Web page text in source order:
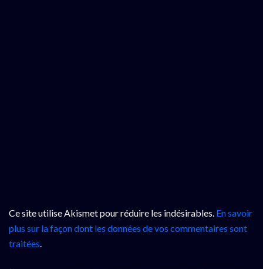
Ce site utilise Akismet pour réduire les indésirables. En savoir
plus sur la façon dont les données de vos commentaires sont
traitées.